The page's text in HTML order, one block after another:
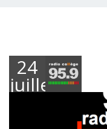
24
juillet